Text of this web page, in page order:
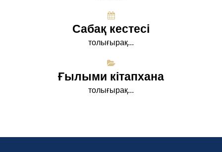
Сабақ кестесі
толығырақ...
Ғылыми кітапхана
толығырақ...